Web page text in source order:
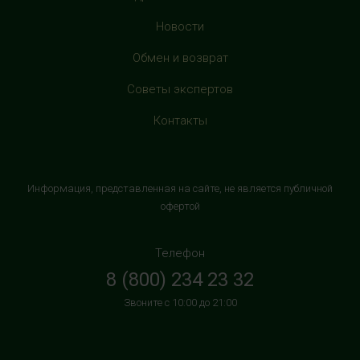
HealthStore в ТРЦ "Витте Молл"
магазином "М.Видео"
Домодедово
с 10:00 до 22:00 (без выходных)
Новости
Обмен и возврат
Советы экспертов
Контакты
Информация, представленная на сайте, не является публичной
офертой
Телефон
8 (800) 234 23 32
Звоните с 10:00 до 21:00